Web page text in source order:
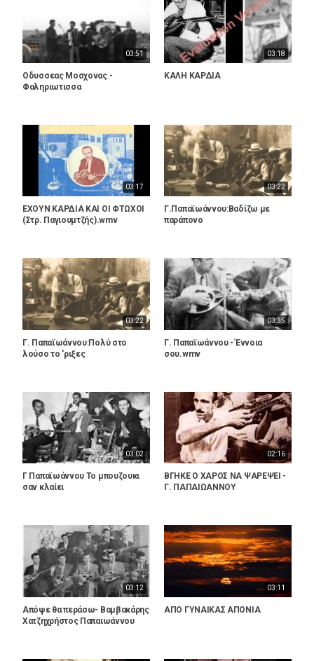
03:51
Οδυσσεας Μοσχονας -
Φαληριωτισσα
03:18
ΚΑΛΗ ΚΑΡΔΙΑ
03:17
ΕΧΟΥΝ ΚΑΡΔΙΑ ΚΑΙ ΟΙ ΦΤΩΧΟΙ
(Στρ. Παγιουμτζής).wmv
03:22
Γ.Παπαϊωάννου:Βαδίζω με
παράπονο
03:22
Γ. Παπαϊωάννου:Πολύ στο
λούσο το 'ριξες
03:35
Γ. Παπαϊωάννου - Έννοια
σου.wmv
03:02
Γ Παπαϊωάννου Το μπουζουκι
σαν κλαίει
02:16
ΒΓΗΚΕ Ο ΧΑΡΟΣ ΝΑ ΨΑΡΕΨΕΙ -
Γ. ΠΑΠΑΙΩΑΝΝΟΥ
03:12
Απόψε θα περάσω- Βαμβακάρης
Χατζηχρήστος Παπαιωάννου
03:11
ΑΠΟ ΓΥΝΑΙΚΑΣ ΑΠΟΝΙΑ